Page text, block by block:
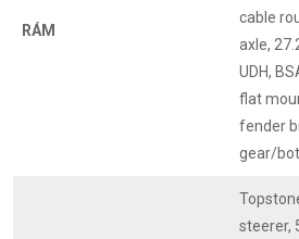
RÁM
cable
axle,
UDH,
flat
fender
gear/
steerer,